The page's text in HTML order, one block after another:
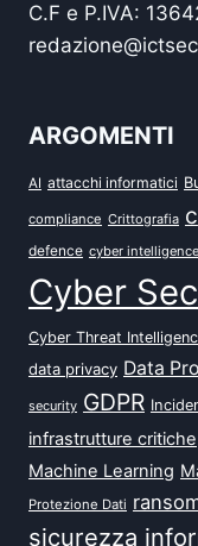
C.F e P.IVA:
ARGOMENTI
AI attacchi informatici
compliance Crittografia
defence cyber intelligence
Cyber
Cyber Threat
data privacy Data
security GDPR
infrastrutture critiche
Machine Learning
Protezione Dati
sicurezza